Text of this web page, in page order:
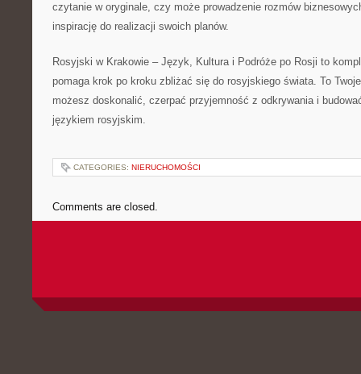
czytanie w oryginale, czy może prowadzenie rozmów
inspirację do realizacji swoich planów.
Rosyjski w Krakowie – Język, Kultura i Podróże po Rosji to
pomaga krok po kroku zbliżać się do rosyjskiego świata. To
możesz doskonalić, czerpać przyjemność z odkrywania i
językiem rosyjskim.
CATEGORIES: NIERUCHOMOŚCI
Comments are closed.